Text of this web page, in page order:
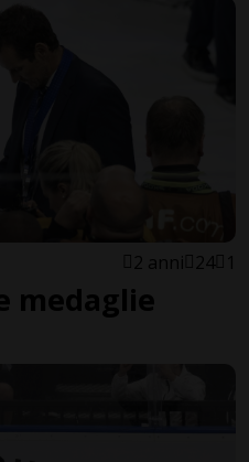
2 anni 24 1
medaglie